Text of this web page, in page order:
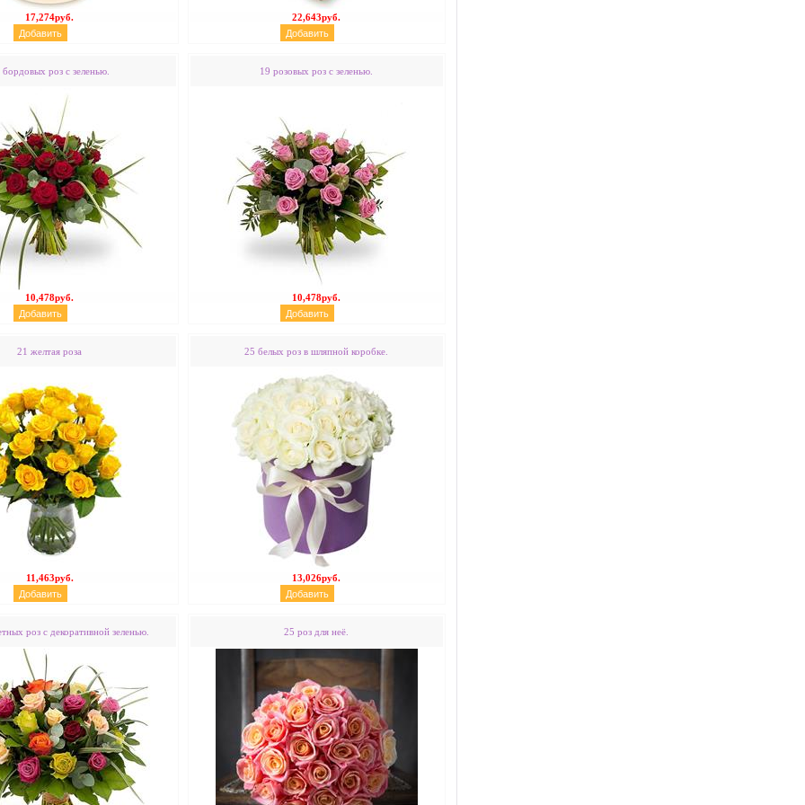
17,274руб. 22,643руб.
бордовых роз с зеленью.
10,478руб.
19 розовых роз с зеленью.
10,478руб.
21 желтая роза
11,463руб.
25 белых роз в шляпной коробке.
13,026руб.
роз с декоративной зеленью. 25 роз для неё.